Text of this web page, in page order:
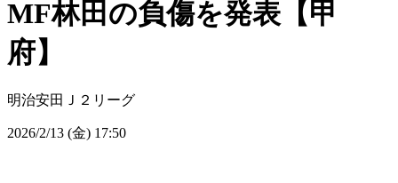
MF林田の負傷を発表【甲
府】
明治安田Ｊ２リーグ
2026/2/13 (金) 17:50